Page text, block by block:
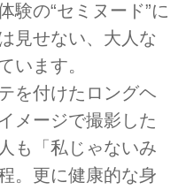
験の“セミヌード”に
見せない、大人な
います。
を付けたロングヘ
メージで撮影した
も「私じゃないみ
。更に健康的な身